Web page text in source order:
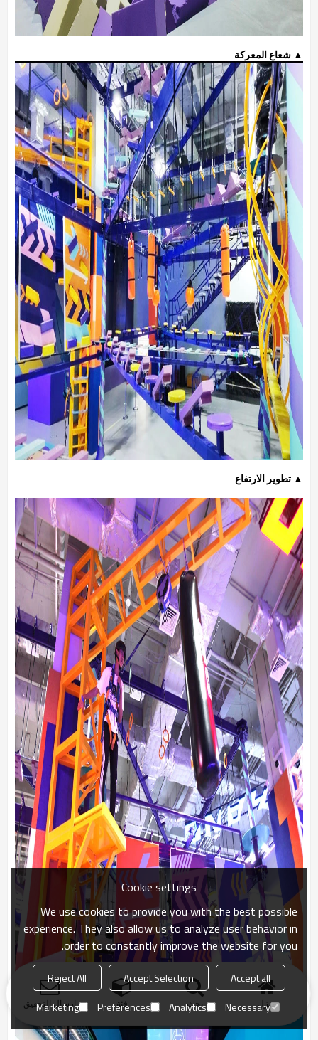
▲ شعاع المعركة
▲ تطوير الارتفاع
▲ برج القفز
منزل بحث فئة ارسال التحقيق
Cookie settings
We use cookies to provide you with the best possible
experience. They also allow us to analyze user behavior in
order to constantly improve the website for you.
Accept all
Accept Selection
Reject All
Necessary
Analytics
Preferences
Marketing